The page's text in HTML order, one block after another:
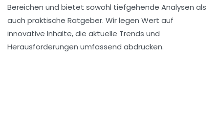
Bereichen und bietet sowohl tiefgehende Analysen als
auch praktische Ratgeber. Wir legen Wert auf
innovative Inhalte, die aktuelle Trends und
Herausforderungen umfassend abdrucken.